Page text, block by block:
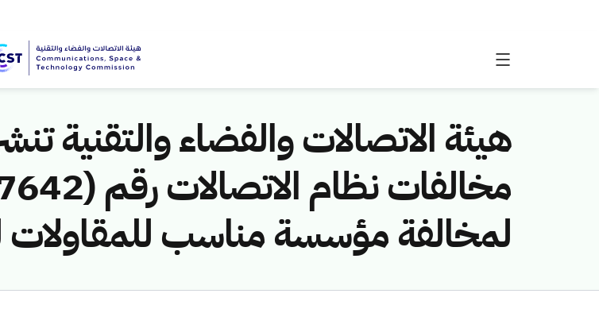
هيئة الاتصالات والفضاء والتقنية
لمخالفة مؤسسة مناسب للمقاولات